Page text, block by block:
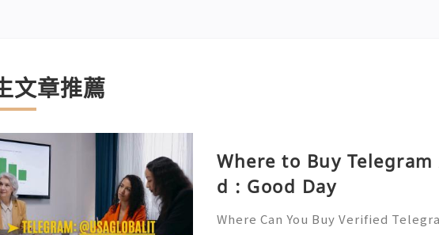
文章推薦
Where to Buy
d : Good Day
Where Can You Buy Verified